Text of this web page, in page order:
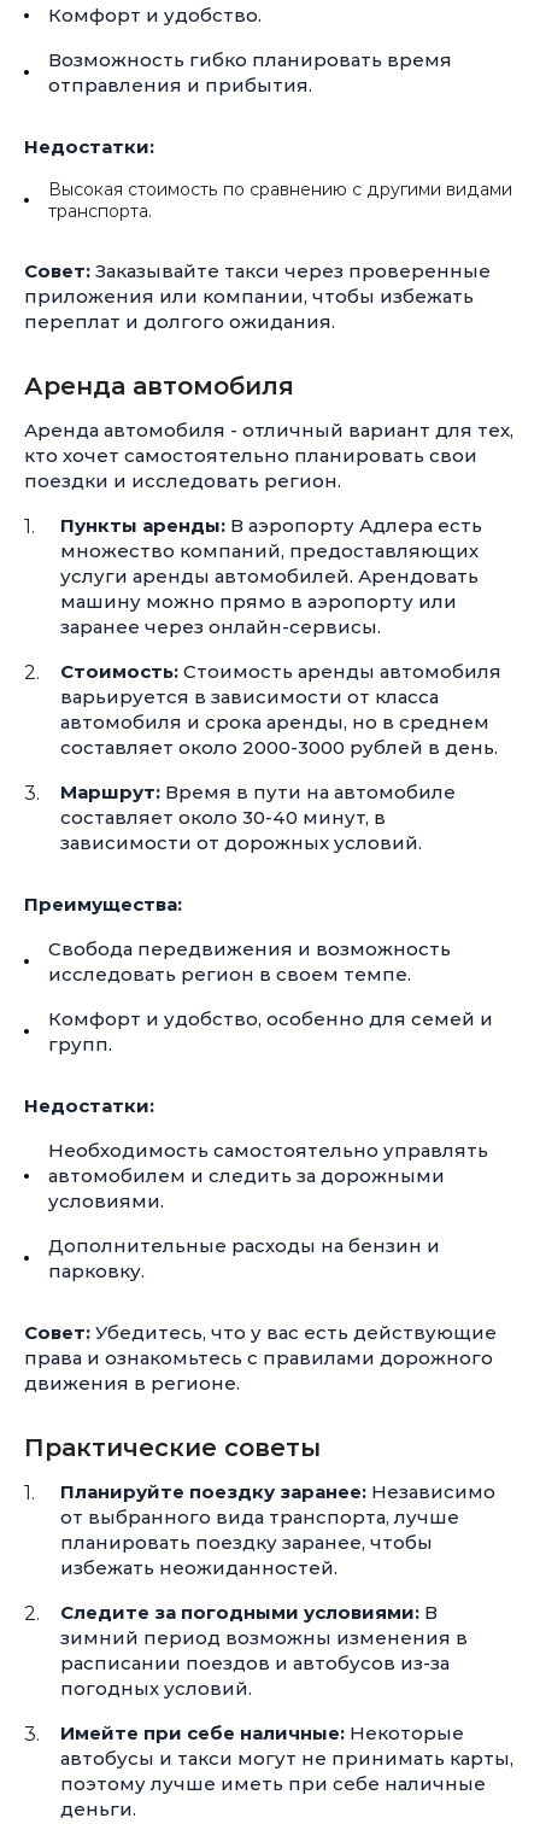
Комфорт и удобство.
Возможность гибко планировать время
отправления и прибытия.
Недостатки:
Высокая стоимость по сравнению с другими видами
транспорта.
Совет: Заказывайте такси через проверенные
приложения или компании, чтобы избежать
переплат и долгого ожидания.
Аренда автомобиля
Аренда автомобиля - отличный вариант для тех,
кто хочет самостоятельно планировать свои
поездки и исследовать регион.
Пункты аренды: В аэропорту Адлера есть
множество компаний, предоставляющих
услуги аренды автомобилей. Арендовать
машину можно прямо в аэропорту или
заранее через онлайн-сервисы.
Стоимость: Стоимость аренды автомобиля
варьируется в зависимости от класса
автомобиля и срока аренды, но в среднем
составляет около 2000-3000 рублей в день.
Маршрут: Время в пути на автомобиле
составляет около 30-40 минут, в
зависимости от дорожных условий.
Преимущества:
Свобода передвижения и возможность
исследовать регион в своем темпе.
Комфорт и удобство, особенно для семей и
групп.
Недостатки:
Необходимость самостоятельно управлять
автомобилем и следить за дорожными
условиями.
Дополнительные расходы на бензин и
парковку.
Совет: Убедитесь, что у вас есть действующие
права и ознакомьтесь с правилами дорожного
движения в регионе.
Практические советы
Планируйте поездку заранее: Независимо
от выбранного вида транспорта, лучше
планировать поездку заранее, чтобы
избежать неожиданностей.
Следите за погодными условиями: В
зимний период возможны изменения в
расписании поездов и автобусов из-за
погодных условий.
Имейте при себе наличные: Некоторые
автобусы и такси могут не принимать карты,
поэтому лучше иметь при себе наличные
деньги.